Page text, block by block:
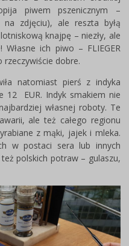
piwem pszenicznym –
zdjęciu), ale reszta byłą
knajpę – niezły, ale
ich piwo – FLIEGER
rzeczywiście dobre.
natomiast pierś z indyka
12 EUR. Indyk smakiem nie
własnej roboty. Te
ale też całego regionu
z mąki, jajek i mleka.
w postaci sera lub innych
polskich potraw – gulaszu,